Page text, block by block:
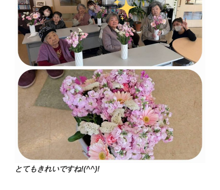
とてもきれいですね!(^^)!